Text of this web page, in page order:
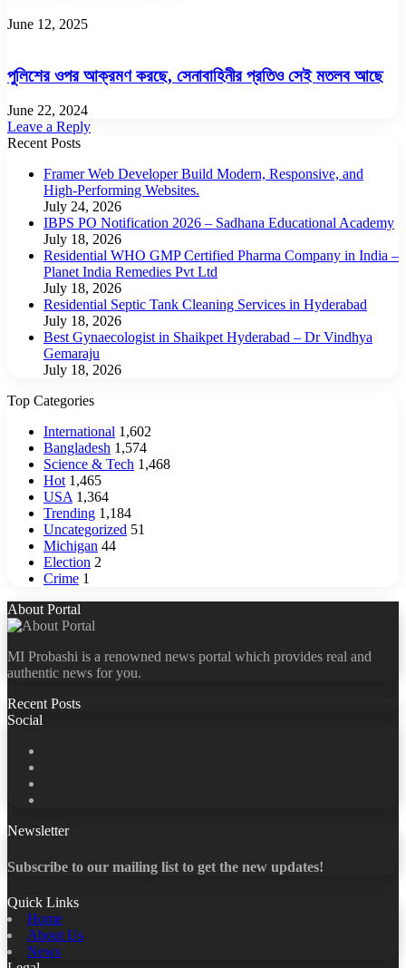
June 12, 2025
পুলিশের ওপর আক্রমণ করছে, সেনাবাহিনীর প্রতিও সেই মতলব আছে
June 22, 2024
Leave a Reply
Recent Posts
Framer Web Developer Build Modern, Responsive, and
High-Performing Websites.
July 24, 2026
IBPS PO Notification 2026 – Sadhana Educational Academy
July 18, 2026
Residential WHO GMP Certified Pharma Company in India –
Planet India Remedies Pvt Ltd
July 18, 2026
Residential Septic Tank Cleaning Services in Hyderabad
July 18, 2026
Best Gynaecologist in Shaikpet Hyderabad – Dr Vindhya
Gemaraju
July 18, 2026
Top Categories
International 1,602
Bangladesh 1,574
Science & Tech 1,468
Hot 1,465
USA 1,364
Trending 1,184
Uncategorized 51
Michigan 44
Election 2
Crime 1
About Portal
MI Probashi is a renowned news portal which provides real and
authentic news for you.
Recent Posts
Social
Newsletter
Subscribe to our mailing list to get the new updates!
Quick Links
Home
About Us
News